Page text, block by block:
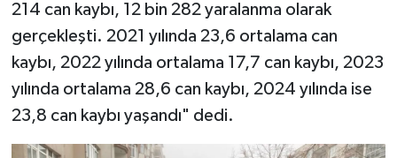
214 can kaybı, 12 bin 282 yaralanma olarak
gerçekleşti. 2021 yılında 23,6 ortalama can
kaybı, 2022 yılında ortalama 17,7 can kaybı, 2023
yılında ortalama 28,6 can kaybı, 2024 yılında ise
23,8 can kaybı yaşandı" dedi.